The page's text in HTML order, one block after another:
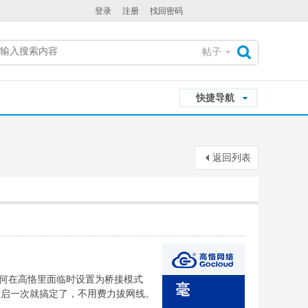
登录 注册 找回密码
帖子
快捷导航
返回列表
在高恪里面临时设置为桥接模式
一次就搞定了，不用费力拔网线。